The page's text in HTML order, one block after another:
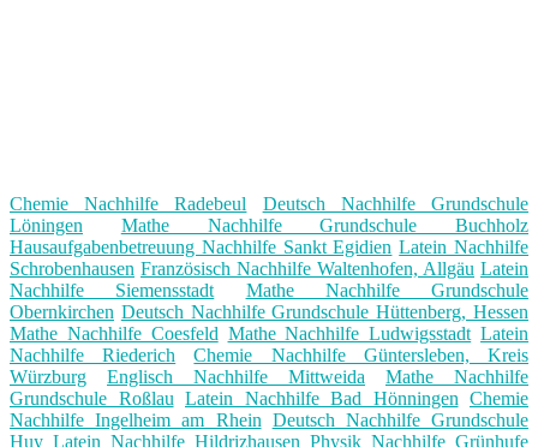
Chemie Nachhilfe Radebeul
Deutsch Nachhilfe Grundschule
Löningen
Mathe Nachhilfe Grundschule Buchholz
Hausaufgabenbetreuung Nachhilfe Sankt Egidien Latein Nachhilfe
Schrobenhausen Französisch Nachhilfe Waltenhofen, Allgäu Latein
Nachhilfe Siemensstadt
Mathe Nachhilfe Grundschule
Obernkirchen Deutsch Nachhilfe Grundschule Hüttenberg, Hessen
Mathe Nachhilfe Coesfeld Mathe Nachhilfe Ludwigsstadt Latein
Nachhilfe Riederich
Chemie Nachhilfe Güntersleben, Kreis
Würzburg
Englisch Nachhilfe Mittweida
Mathe Nachhilfe
Grundschule Roßlau Latein Nachhilfe Bad Hönningen Chemie
Nachhilfe Ingelheim am Rhein Deutsch Nachhilfe Grundschule
Huy Latein Nachhilfe Hildrizhausen Physik Nachhilfe Grünhufe